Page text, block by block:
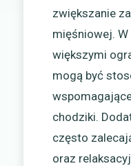
zwiększanie
mięśniowej.
większymi
mogą być
chodziki.
często
oraz